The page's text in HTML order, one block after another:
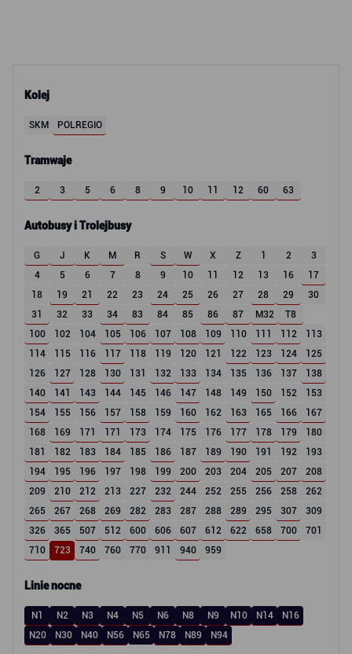
Kolej
SKM POLREGIO
Tramwaje
2 3 5 6 8 9 10 11 12 60 63
Autobusy i Trolejbusy
G J K M R S W X Z 1 2
3
4
5 6 7 8 9 10 11 12 13 16
17
18
19 21 22 23 24 25 26 27 28 29
30
31
32 33 34 83 84 85 86 87 M32
T8
100
102 104 105 106 107 108 109 110 111 112
113
114
115 116 117 118 119 120 121 122 123 124
125
126
127 128 130 131 132 133 134 135 136 137
138
140
141 143 144 145 146 147 148 149 150 152
153
154
155 156 157 158 159 160 162 163 165 166
167
168
169 171 171 173 174 175 176 177 178 179
180
181
182 183 184 185 186 187 189 190 191 192
193
194
195 196 197 198 199 200 203 204 205 207
208
209
210 212 213 227 232 244 252 255 256 258
262
265
267 268 269 282 283 287 288 289 295 307
309
326
365 507 512 600 606 607 612 622 658 700
701
710
723 740 760 770 911 940 959
Linie nocne
N1 N2 N3 N4 N5 N6 N8 N9 N10 N14
N16
N20
N30 N40 N56 N65 N78 N89 N94